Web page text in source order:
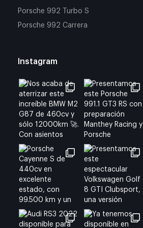
Porsche 992 Turbo S
Porsche 992 Carrera
Instagram